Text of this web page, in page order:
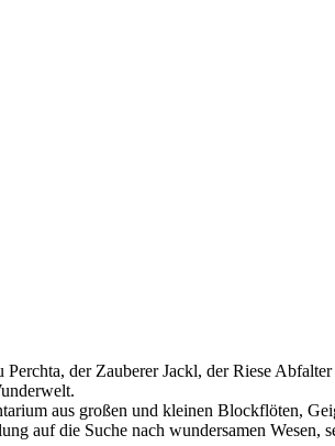
der Zauberer Jackl, der Riese
aus großen und kleinen Blockflöten,
auf die Suche nach wundersamen Wesen,